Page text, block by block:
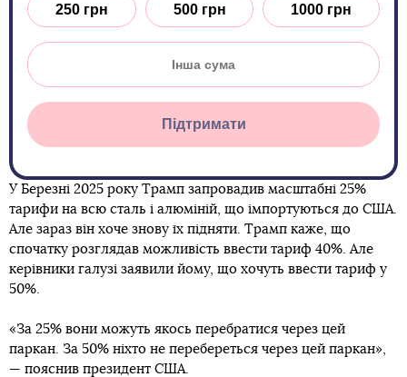
250 грн 500 грн 1000 грн
Підтримати
У Березні 2025 року Трамп запровадив масштабні 25%
тарифи на всю сталь і алюміній, що імпортуються до США.
Але зараз він хоче знову їх підняти. Трамп каже, що
спочатку розглядав можливість ввести тариф 40%. Але
керівники галузі заявили йому, що хочуть ввести тариф у
50%.
«За 25% вони можуть якось перебратися через цей
паркан. За 50% ніхто не перебереться через цей паркан»,
— пояснив президент США.